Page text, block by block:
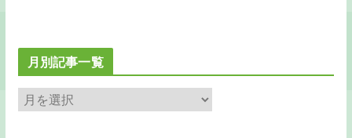
月別記事一覧
月